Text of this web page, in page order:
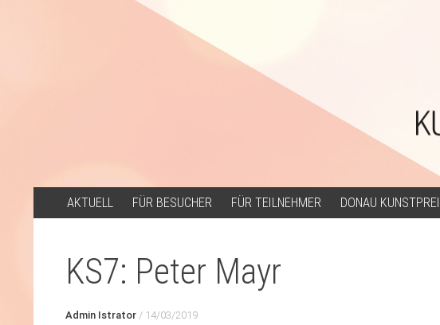
INHALT
AKTUELL FÜR BESUCHER FÜR TEILNEHMER DONAU
KS7: Peter Mayr
Admin Istrator / 14/03/2019